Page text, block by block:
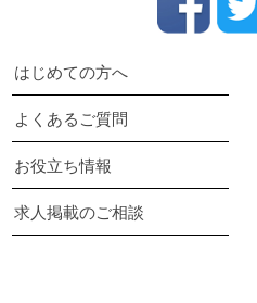
はじめての方へ
よくあるご質問
お役立ち情報
求人掲載のご相談